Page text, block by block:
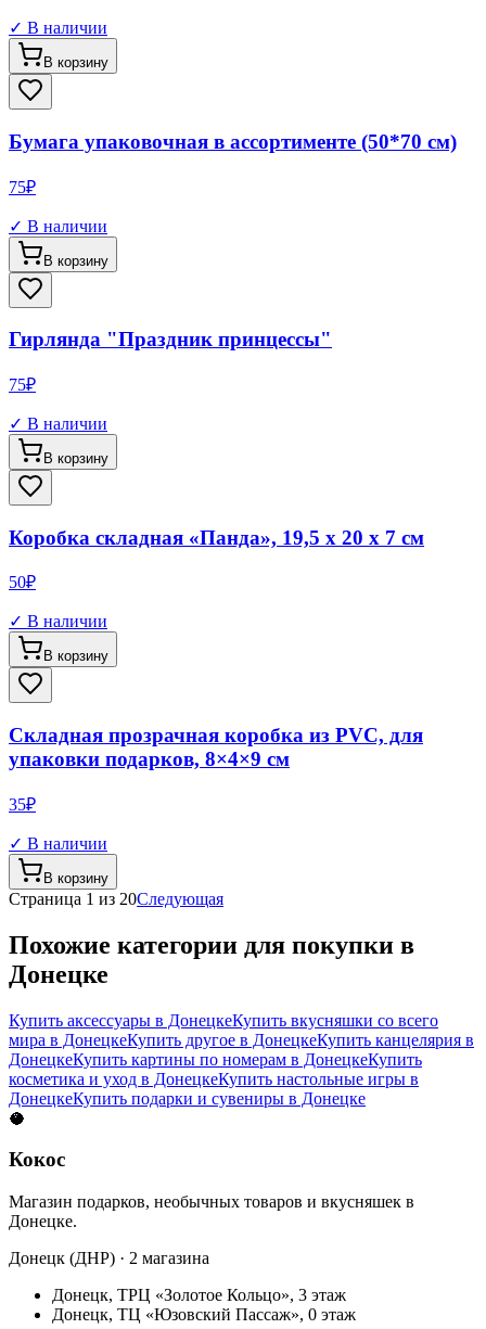
✓ В наличии
В корзину
Бумага упаковочная в ассортименте (50*70 см)
75₽
✓ В наличии
В корзину
Гирлянда "Праздник принцессы"
75₽
✓ В наличии
В корзину
Коробка складная «Панда», 19,5 х 20 х 7 см
50₽
✓ В наличии
В корзину
Складная прозрачная коробка из PVC, для
упаковки подарков, 8×4×9 см
35₽
✓ В наличии
В корзину
Страница 1 из 20Следующая
Похожие категории для покупки в
Донецке
Купить аксессуары в ДонецкеКупить вкусняшки со всего
мира в ДонецкеКупить другое в ДонецкеКупить канцелярия в
ДонецкеКупить картины по номерам в ДонецкеКупить
косметика и уход в ДонецкеКупить настольные игры в
ДонецкеКупить подарки и сувениры в Донецке
🥥
Кокос
Магазин подарков, необычных товаров и вкусняшек в
Донецке.
Донецк (ДНР) · 2 магазина
Донецк, ТРЦ «Золотое Кольцо», 3 этаж
Донецк, ТЦ «Юзовский Пассаж», 0 этаж